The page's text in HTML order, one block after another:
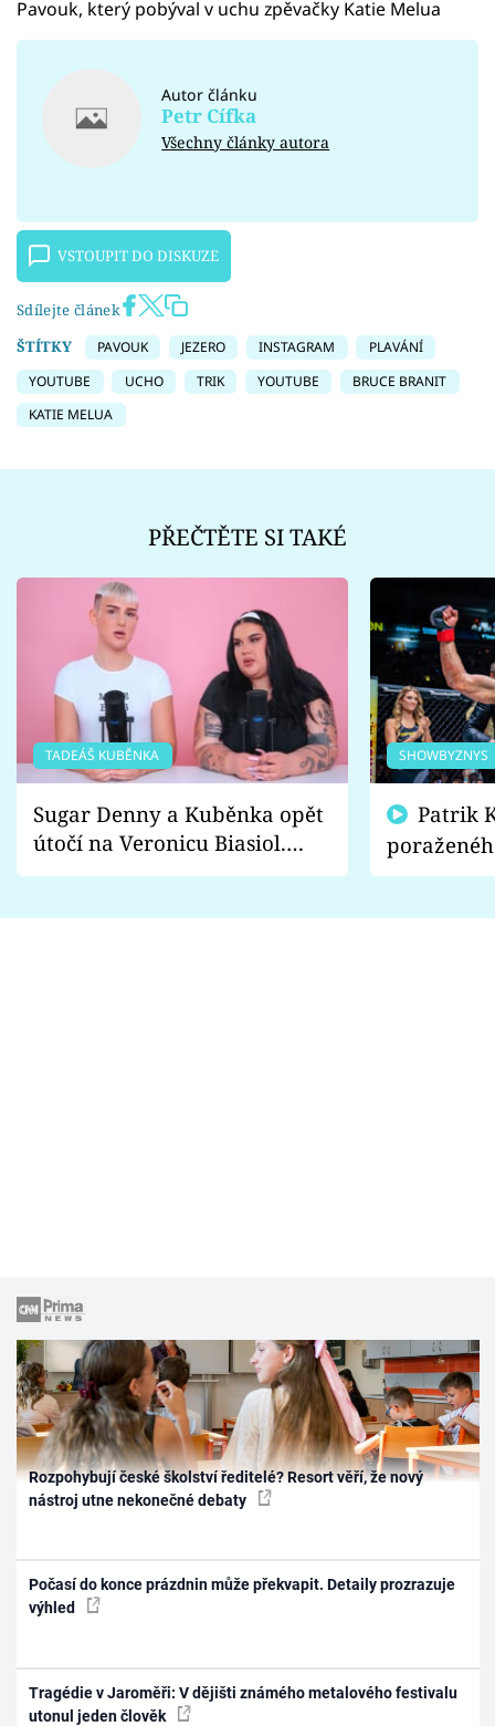
Pavouk, který pobýval v uchu zpěvačky Katie Melua
Autor článku
Petr Cífka
Všechny články autora
VSTOUPIT DO DISKUZE
Sdílejte článek
ŠTÍTKY
PAVOUK JEZERO INSTAGRAM
PLAVÁNÍ
YOUTUBE
UCHO TRIK YOUTUBE
BRUCE BRANIT
KATIE MELUA
PŘEČTĚTE SI TAKÉ
TADEÁŠ KUBĚNKA
Sugar Denny a Kuběnka opět
útočí na Veronicu Biasiol.
Proč je podle nich falešná a
SHOWBYZNYS
fanoušci
Rozpohybují české školství ředitelé? Resort věří, že nový
nástroj utne nekonečné debaty
Počasí do konce prázdnin může překvapit. Detaily prozrazuje
výhled
Tragédie v Jaroměři: V dějišti známého metalového festivalu
utonul jeden člověk